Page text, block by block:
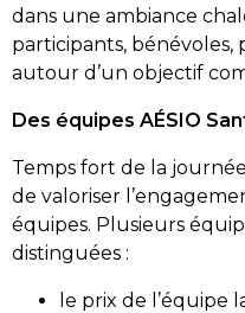
dans une ambiance
participants, bénévoles,
autour d’un objectif
Des équipes AÉSIO
Temps fort de la
de valoriser
équipes. Plusieurs
distinguées :
le prix de l’équipe